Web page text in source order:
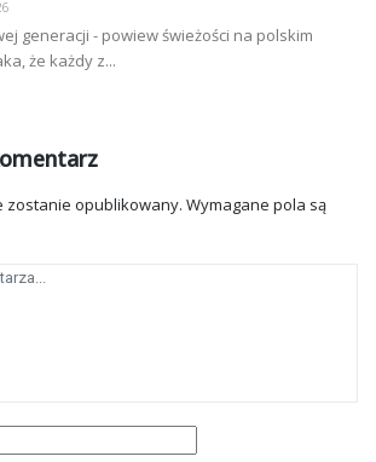
generacji - powiew świeżości na polskim
że każdy z...
zostanie opublikowany. Wymagane pola są